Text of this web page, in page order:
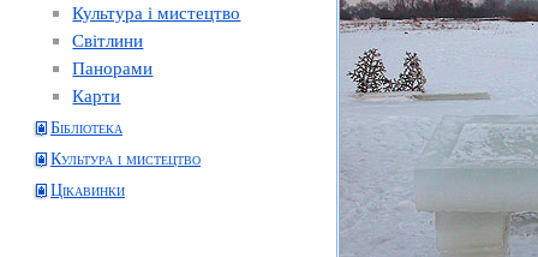
Культура і мистецтво
Світлини
Панорами
Карти
Бібліотека
Культура і мистецтво
Цікавинки